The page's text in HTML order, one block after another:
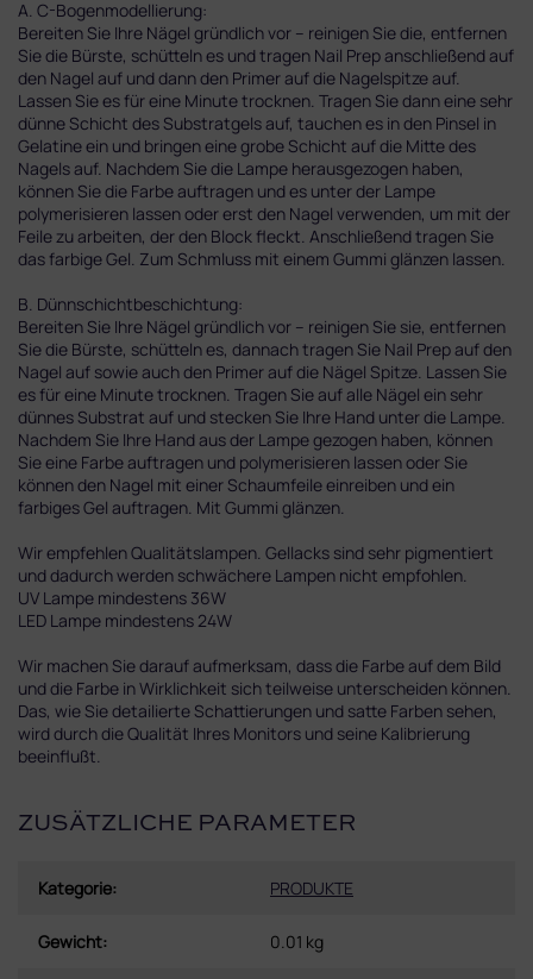
A. C-Bogenmodellierung:
Bereiten Sie Ihre Nägel gründlich vor – reinigen Sie die, entfernen
Sie die Bürste, schütteln es und tragen Nail Prep anschließend auf
den Nagel auf und dann den Primer auf die Nagelspitze auf.
Lassen Sie es für eine Minute trocknen. Tragen Sie dann eine sehr
dünne Schicht des Substratgels auf, tauchen es in den Pinsel in
Gelatine ein und bringen eine grobe Schicht auf die Mitte des
Nagels auf. Nachdem Sie die Lampe herausgezogen haben,
können Sie die Farbe auftragen und es unter der Lampe
polymerisieren lassen oder erst den Nagel verwenden, um mit der
Feile zu arbeiten, der den Block fleckt. Anschließend tragen Sie
das farbige Gel. Zum Schmluss mit einem Gummi glänzen lassen.
B. Dünnschichtbeschichtung:
Bereiten Sie Ihre Nägel gründlich vor – reinigen Sie sie, entfernen
Sie die Bürste, schütteln es, dannach tragen Sie Nail Prep auf den
Nagel auf sowie auch den Primer auf die Nägel Spitze. Lassen Sie
es für eine Minute trocknen. Tragen Sie auf alle Nägel ein sehr
dünnes Substrat auf und stecken Sie Ihre Hand unter die Lampe.
Nachdem Sie Ihre Hand aus der Lampe gezogen haben, können
Sie eine Farbe auftragen und polymerisieren lassen oder Sie
können den Nagel mit einer Schaumfeile einreiben und ein
farbiges Gel auftragen. Mit Gummi glänzen.
Wir empfehlen Qualitätslampen. Gellacks sind sehr pigmentiert
und dadurch werden schwächere Lampen nicht empfohlen.
UV Lampe mindestens 36W
LED Lampe mindestens 24W
Wir machen Sie darauf aufmerksam, dass die Farbe auf dem Bild
und die Farbe in Wirklichkeit sich teilweise unterscheiden können.
Das, wie Sie detailierte Schattierungen und satte Farben sehen,
wird durch die Qualität Ihres Monitors und seine Kalibrierung
beeinflußt.
ZUSÄTZLICHE PARAMETER
Kategorie: PRODUKTE
Gewicht: 0.01 kg